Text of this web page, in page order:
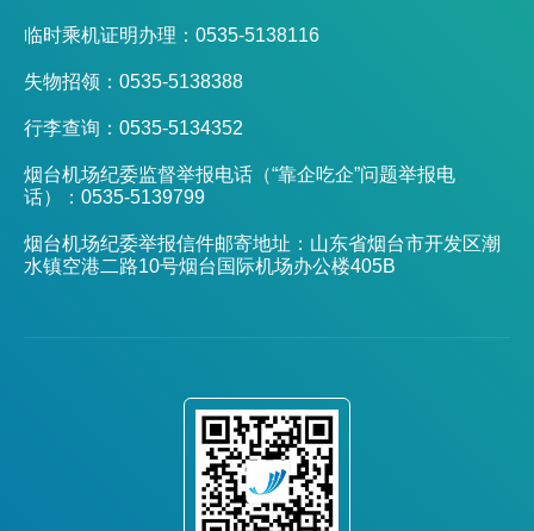
临时乘机证明办理：0535-5138116
失物招领：0535-5138388
行李查询：0535-5134352
烟台机场纪委监督举报电话（“靠企吃企”问题举报电
话）：0535-5139799
烟台机场纪委举报信件邮寄地址：山东省烟台市开发区潮
水镇空港二路10号烟台国际机场办公楼405B